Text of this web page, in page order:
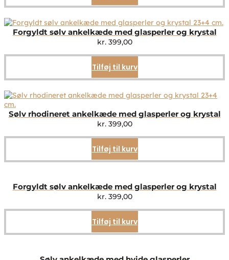
Forgyldt sølv ankelkæde med glasperler og krystal
kr.399,00
Tilføj til kurv
Sølv rhodineret ankelkæde med glasperler og krystal
kr.399,00
Tilføj til kurv
Forgyldt sølv ankelkæde med glasperler og krystal
kr.399,00
Tilføj til kurv